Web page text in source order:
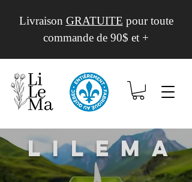
Livraison GRATUITE pour toute
commande de 90$ et +
Lilema